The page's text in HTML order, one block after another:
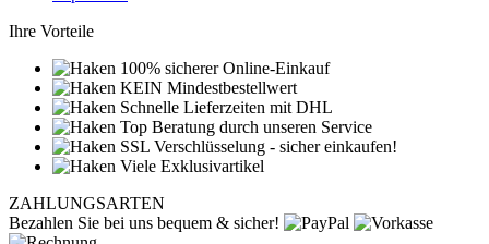
Ihre Vorteile
100% sicherer Online-Einkauf
KEIN Mindestbestellwert
Schnelle Lieferzeiten mit DHL
Top Beratung durch unseren Service
SSL Verschlüsselung - sicher einkaufen!
Viele Exklusivartikel
ZAHLUNGSARTEN
Bezahlen Sie bei uns bequem & sicher!